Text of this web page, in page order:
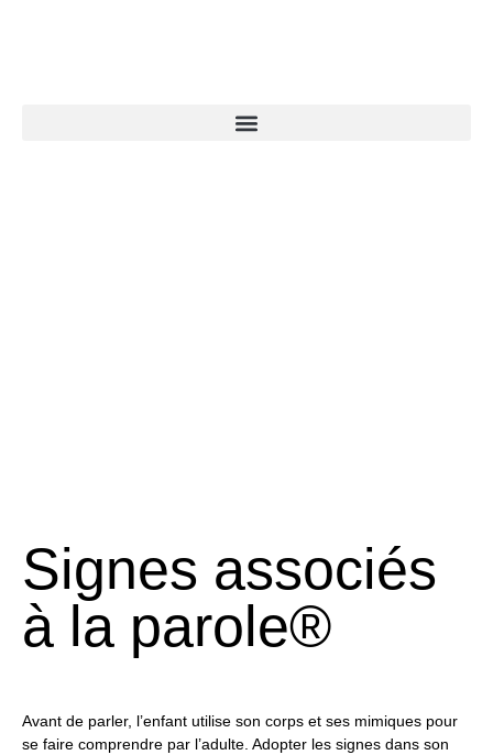
Signes associés
à la parole®
Avant de parler, l’enfant utilise son corps et ses mimiques pour
se faire comprendre par l’adulte. Adopter les signes dans son